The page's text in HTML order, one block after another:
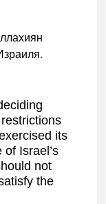
its
Israel’s
not
the